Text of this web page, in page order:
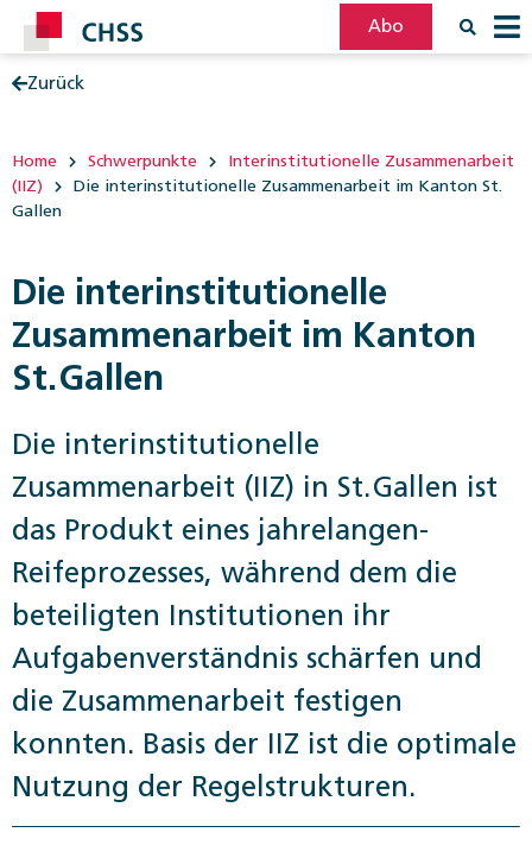
Abo
Zurück
Home Schwerpunkte
Interinstitutionelle Zusammenarbeit
(IIZ)
Die interinstitutionelle Zusammenarbeit im Kanton St.
Gallen
Die interinstitutionelle
Zusammenarbeit im Kanton
St. Gallen
Die interinstitutionelle
Zusammenarbeit (IIZ) in St. Gallen ist
das Produkt eines ­jahrelangen­
Reifeprozesses, während dem die
beteiligten Institutionen ihr
Aufgabenverständnis ­schärfen und
die Zusammenarbeit festigen
konnten. Basis der IIZ ist die optimale
Nutzung der Regelstrukturen.